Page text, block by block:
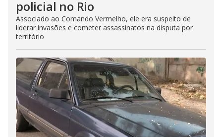
policial no Rio
Associado ao Comando Vermelho, ele era suspeito de
liderar invasões e cometer assassinatos na disputa por
território